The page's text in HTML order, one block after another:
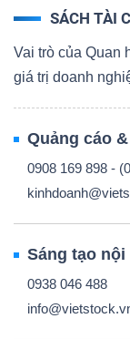
SÁCH TÀI
Vai trò của Quan
giá trị doanh
Quảng cáo
0908 169 898 -
Sáng tạo nội
0938 046 488